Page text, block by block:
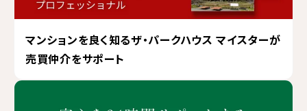
マンションを良く知るザ・パークハウス マイスターが
売買仲介をサポート